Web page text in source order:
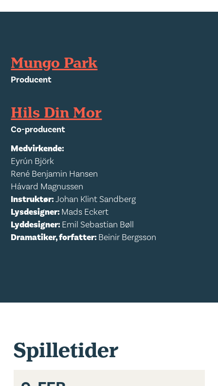
Mungo Park
Producent
Hils Din Mor
Co-producent
Medvirkende:
Eyrún Björk
René Benjamin Hansen
Hávard Magnussen
Instruktør:Johan Klint Sandberg
Lysdesigner: Mads Eckert
Lyddesigner: Emil Sebastian Bøll
Dramatiker, forfatter: Beinir Bergsson
Spilletider